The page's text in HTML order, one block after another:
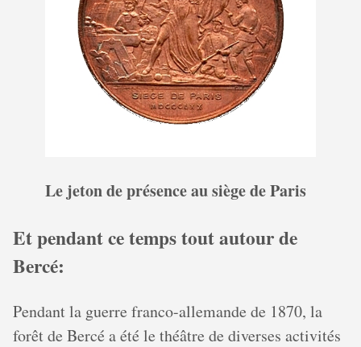
Le jeton de présence au siège de Paris
Et pendant ce temps tout autour de
Bercé:
Pendant la guerre franco-allemande de 1870, la
forêt de Bercé a été le théâtre de diverses activités